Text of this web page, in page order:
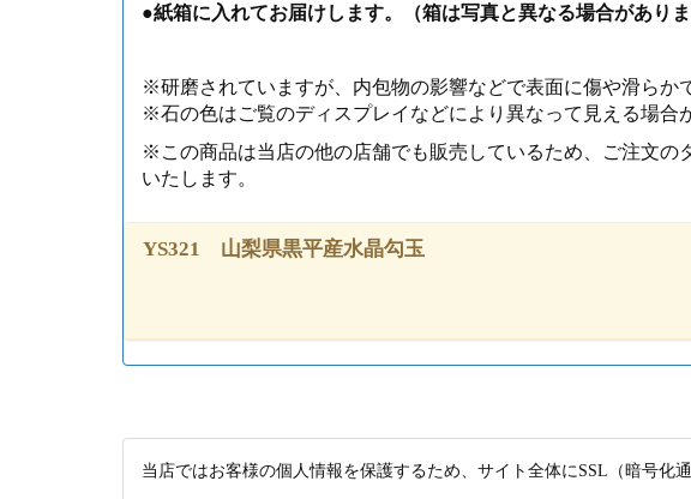
●紙箱に入れてお届けします。（箱は写真と異なる場合がありま
※研磨されていますが、内包物の影響などで表面に傷や滑らか
※石の色はご覧のディスプレイなどにより異なって見える場合
※この商品は当店の他の店舗でも販売しているため、ご注文
いたします。
YS321 山梨県黒平産水晶勾玉
当店ではお客様の個人情報を保護するため、サイト全体にSSL（暗号化